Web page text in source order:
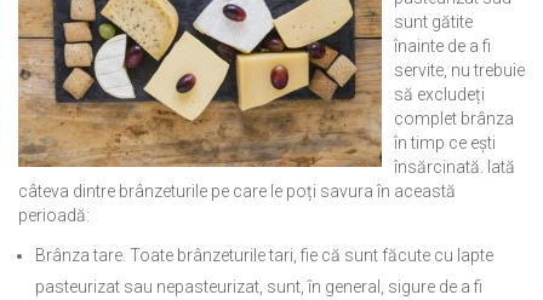
sunt gătite
înainte de a fi
servite, nu trebuie
să excludeți
complet brânza
în timp ce ești
însărcinată. Iată
câteva dintre brânzeturile pe care le poți savura în această
perioadă:
Brânza tare. Toate brânzeturile tari, fie că sunt făcute cu lapte
pasteurizat sau nepasteurizat, sunt, în general, sigure de a fi